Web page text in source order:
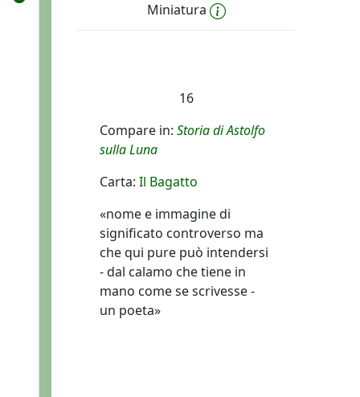
Miniatura
16
Compare in: Storia di Astolfo
sulla Luna
Carta: Il Bagatto
«nome e immagine di
significato controverso ma
che qui pure può intendersi
- dal calamo che tiene in
mano come se scrivesse -
un poeta»